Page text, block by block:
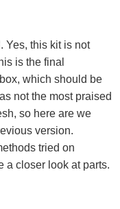
Yes, this kit is not
is the final
which should be
not the most praised
so here are we
version.
tried on
a closer look at parts.